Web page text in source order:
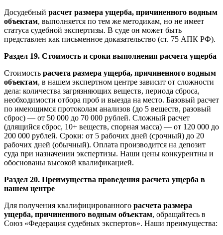
Досудебный расчет размера ущерба, причиненного водным
объектам, выполняется по тем же методикам, но не имеет
статуса судебной экспертизы. В суде он может быть
представлен как письменное доказательство (ст. 75 АПК РФ).
Раздел 19. Стоимость и сроки выполнения расчета ущерба
Стоимость расчета размера ущерба, причиненного водным
объектам, в нашем экспертном центре зависит от сложности
дела: количества загрязняющих веществ, периода сброса,
необходимости отбора проб и выезда на место. Базовый расчет
по имеющимся протоколам анализов (до 5 веществ, разовый
сброс) — от 50 000 до 70 000 рублей. Сложный расчет
(длящийся сброс, 10+ веществ, спорная масса) — от 120 000 до
200 000 рублей. Сроки: от 5 рабочих дней (срочный) до 20
рабочих дней (обычный). Оплата производится на депозит
суда при назначении экспертизы. Наши цены конкурентны и
обоснованы высокой квалификацией.
Раздел 20. Преимущества проведения расчета ущерба в
нашем центре
Для получения квалифицированного расчета размера
ущерба, причиненного водным объектам, обращайтесь в
Союз «Федерация судебных экспертов». Наши преимущества: